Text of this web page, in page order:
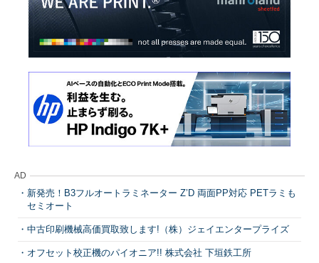
AD
新発売！B3フルオートラミネーター Z’D 両面PP対応 PETラミも
セミオート
中古印刷機械高価買取致します!（株）ジェイエンタープライズ
オフセット校正機のパイオニア!! 株式会社 下垣鉄工所